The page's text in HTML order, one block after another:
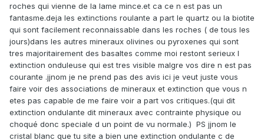
roches qui vienne de la lame mince.et ca ce n est pas un
fantasme.deja les extinctions roulante a part le quartz ou la biotite
qui sont facilement reconnaissable dans les roches ( de tous les
jours)dans les autres mineraux olivines ou pyroxenes qui sont
tres majoritairement des basaltes comme moi restont serieux l
extinction onduleuse qui est tres visible malgre vos dire n est pas
courante .jjnom je ne prend pas des avis ici je veut juste vous
faire voir des associations de mineraux et extinction que vous n
etes pas capable de me faire voir a part vos critiques.(qui dit
extinction ondulante dit mineraux avec contrainte physique ou
choqué donc speciale d un point de vu normale.) PS jjnom le
cristal blanc que tu site a bien une extinction ondulante c de